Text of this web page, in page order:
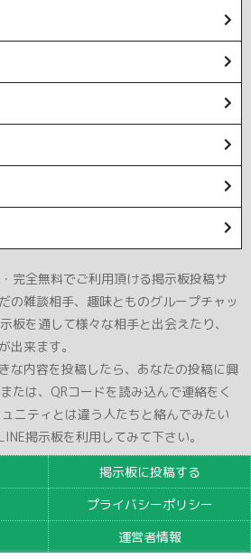
完全無料でご利用頂ける掲示板投稿サ
の雑談相手、趣味とものグループチャッ
板を通して様々な相手と出会えたり、
出来ます。
な内容を投稿したら、あなたの投稿に興
たは、QRコードを読み込んで連絡をく
ニティとは違う人たちと絡んでみたい
掲示板を利用してみて下さい。
掲示板に投稿する
プライバシーポリシー
運営者情報